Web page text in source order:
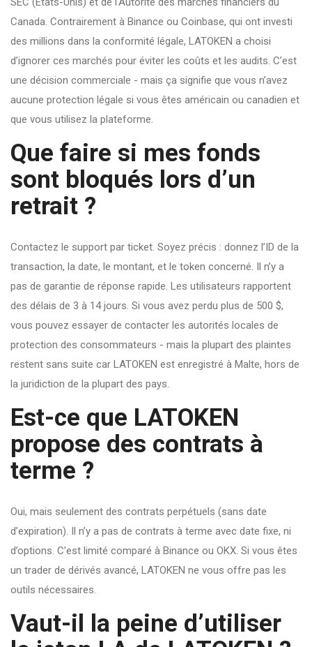
Canada. Contrairement à Binance ou Coinbase, qui ont investi
des millions dans la conformité légale, LATOKEN a choisi
d’ignorer ces marchés pour éviter les coûts et les audits. C’est
une décision commerciale - mais ça signifie que vous n’avez
aucune protection légale si vous êtes américain ou canadien et
que vous utilisez la plateforme.
Que faire si mes fonds
sont bloqués lors d’un
retrait ?
Contactez le support par ticket. Soyez précis : donnez l’ID de la
transaction, la date, le montant, et le token concerné. Il n’y a
pas de garantie de réponse rapide. Les utilisateurs rapportent
des délais de 3 à 14 jours. Si vous avez perdu plus de 500 $,
vous pouvez essayer de contacter les autorités locales de
protection des consommateurs - mais la plupart des plaintes
restent sans suite car LATOKEN est enregistré à Malte, hors de
la juridiction de la plupart des pays.
Est-ce que LATOKEN
propose des contrats à
terme ?
Oui, mais seulement des contrats perpétuels (sans date
d’expiration). Il n’y a pas de contrats à terme avec date fixe, ni
d’options. C’est limité comparé à Binance ou OKX. Si vous êtes
un trader de dérivés avancé, LATOKEN ne vous offre pas les
outils nécessaires.
Vaut-il la peine d’utiliser